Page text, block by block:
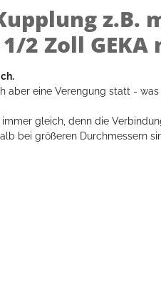
z.B.
2 Zoll GEKA
eine Verengung statt -
gleich, denn die
bei größeren Durchmessern